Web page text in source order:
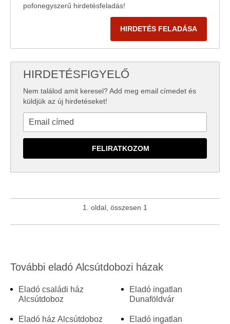
pofonegyszerű hirdetésfeladás!
HIRDETÉS FELADÁSA
HIRDETÉSFIGYELŐ
Nem találod amit keresel? Add meg email címedet és
küldjük az új hirdetéseket!
1. oldal, összesen 1
További eladó Alcsútdobozi házak
Eladó családi ház
Alcsútdoboz
Eladó ház Alcsútdoboz
Eladó ingatlan
Dunaföldvár
Eladó ingatlan